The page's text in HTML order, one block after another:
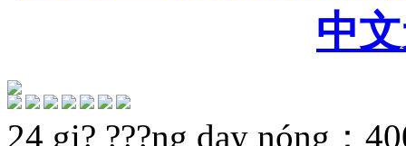
中
24 gi? ???ng day nóng：